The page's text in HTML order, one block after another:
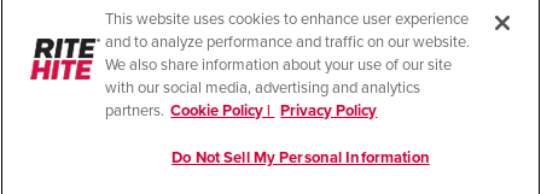
法律法规
帮助
This website uses cookies to enhance user experience
and to analyze performance and traffic on our website.
We also share information about your use of our site
with our social media, advertising and analytics
partners. Cookie Policy | Privacy Policy
Do Not Sell My Personal Information